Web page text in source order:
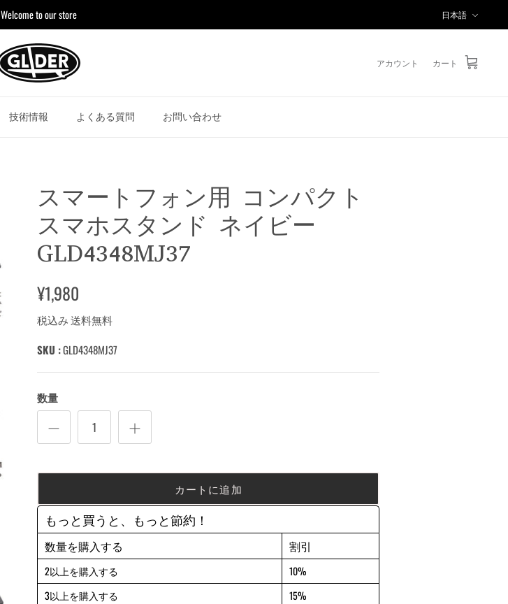
Welcome to our store
語
日本語
アカウント カート
技術情報 よくある質問 お問い合わせ
スマートフォン用 コンパクト
スマホスタンド ネイビー
GLD4348MJ37
¥1,980
税込み 送料無料
SKU :GLD4348MJ37
数量
カートに追加
もっと買うと、もっと節約！
数量を購入する 割引
2以上を購入する
10%
3以上を購入する
15%